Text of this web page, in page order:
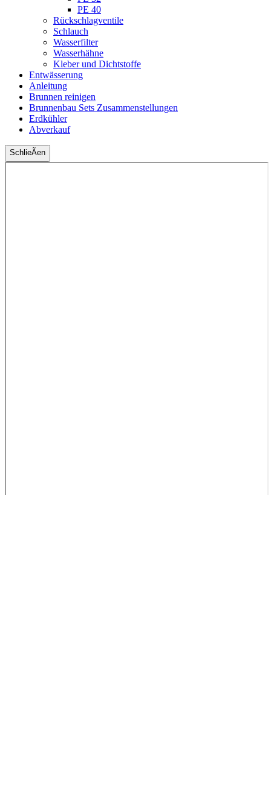
PE 40
Rückschlagventile
Schlauch
Wasserfilter
Wasserhähne
Kleber und Dichtstoffe
Entwässerung
Anleitung
Brunnen reinigen
Brunnenbau Sets Zusammenstellungen
Erdkühler
Abverkauf
SchlieÃen